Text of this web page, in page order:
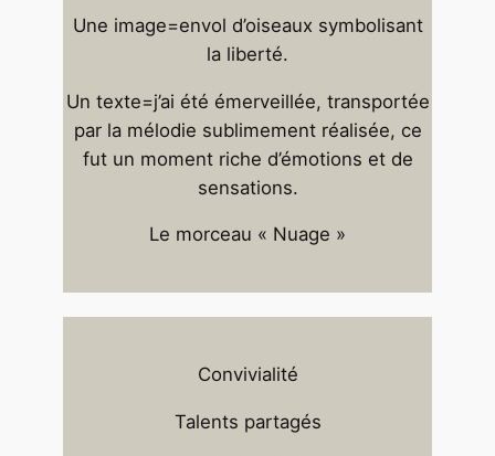
Une image=envol d’oiseaux symbolisant
la liberté.
Un texte=j’ai été émerveillée, transportée
par la mélodie sublimement réalisée, ce
fut un moment riche d’émotions et de
sensations.
Le morceau « Nuage »
Convivialité
Talents partagés